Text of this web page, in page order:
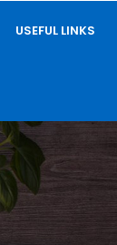
USEFUL LINKS